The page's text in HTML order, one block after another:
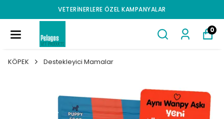
VETERINERLERE ÖZEL KAMPANYALAR
0
KÖPEK Destekleyici Mamalar